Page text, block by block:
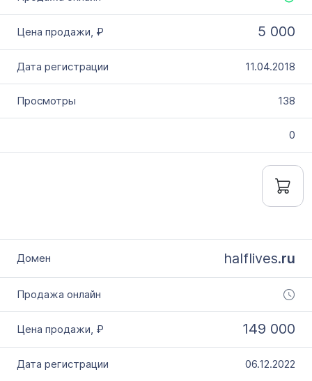
5 000
11.04.2018
138
0
halflives.ru
149 000
06.12.2022